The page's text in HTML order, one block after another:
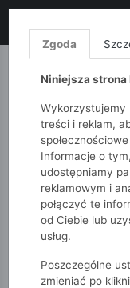
MONNARI
51015kids
Szorty
Zgoda
Niniejsza
Wykorzystujemy
treści i reklam,
Informacje o
udostępniamy
reklamowym i
połączyć te
od Ciebie lub
usług.
Poszczególne
zmieniać po